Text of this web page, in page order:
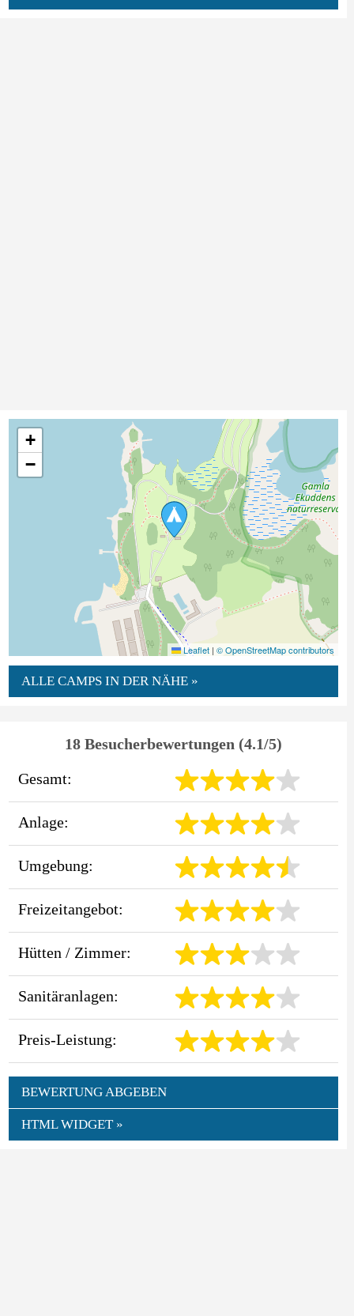
+
−
Leaflet | © OpenStreetMap contributors
ALLE CAMPS IN DER NÄHE »
18 Besucherbewertungen (4.1/5)
Gesamt:
Anlage:
Umgebung:
Freizeitangebot:
Hütten / Zimmer:
Sanitäranlagen:
Preis-Leistung:
BEWERTUNG ABGEBEN
HTML WIDGET »